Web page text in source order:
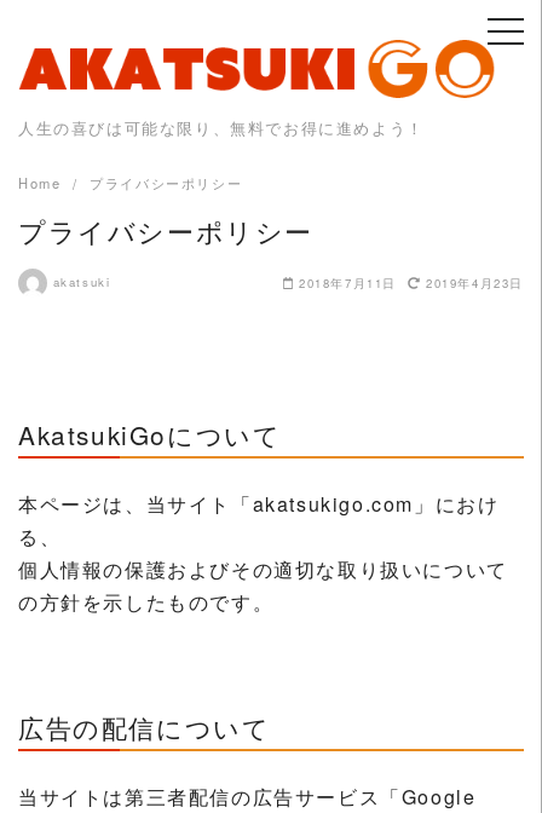
content
人生の喜びは可能な限り、無料でお得に進めよう！
Home プライバシーポリシー
プライバシーポリシー
akatsuki 2018年7月11日 2019年4月23日
AkatsukiGoについて
本ページは、当サイト「akatsukigo.com」におけ
る、
個人情報の保護およびその適切な取り扱いについて
の方針を示したものです。
広告の配信について
当サイトは第三者配信の広告サービス「Google